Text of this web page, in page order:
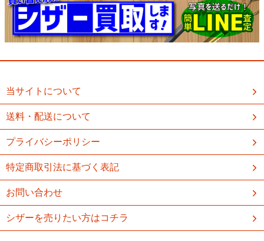
当サイトについて
送料・配送について
プライバシーポリシー
特定商取引法に基づく表記
お問い合わせ
シザーを売りたい方はコチラ